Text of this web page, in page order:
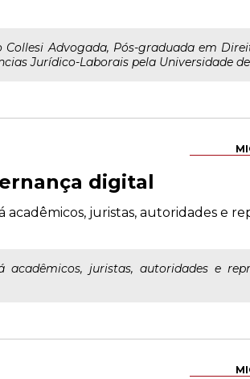
Collesi Advogada, Pós-graduada em
Jurídico-Laborais pela Universidade
digital
juristas, autoridades e
juristas, autoridades e